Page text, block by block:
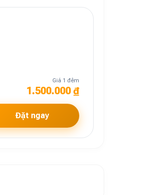
Giá 1 đêm
1.500.000 ₫
Đặt ngay